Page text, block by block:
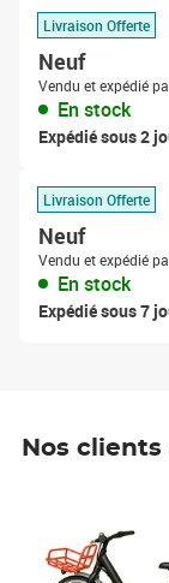
Livraison Offerte
Neuf
Vendu et expédié
En stock
Expédié sous 2
Livraison Offerte
Neuf
Vendu et expédié
En stock
Expédié sous 7
Nos